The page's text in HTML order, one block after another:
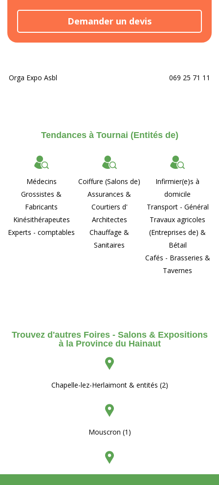
Demander un devis
Orga Expo Asbl 069 25 71 11
Tendances à Tournai (Entités de)
Médecins
Grossistes &
Fabricants
Kinésithérapeutes
Experts - comptables
Coiffure (Salons de)
Assurances &
Courtiers d'
Architectes
Chauffage &
Sanitaires
Infirmier(e)s à
domicile
Transport - Général
Travaux agricoles
(Entreprises de) &
Bétail
Cafés - Brasseries &
Tavernes
Trouvez d'autres Foires - Salons & Expositions
à la Province du Hainaut
Chapelle-lez-Herlaimont & entités (2)
Mouscron (1)